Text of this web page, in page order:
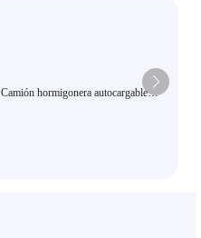
Camión hormigonera autocargable